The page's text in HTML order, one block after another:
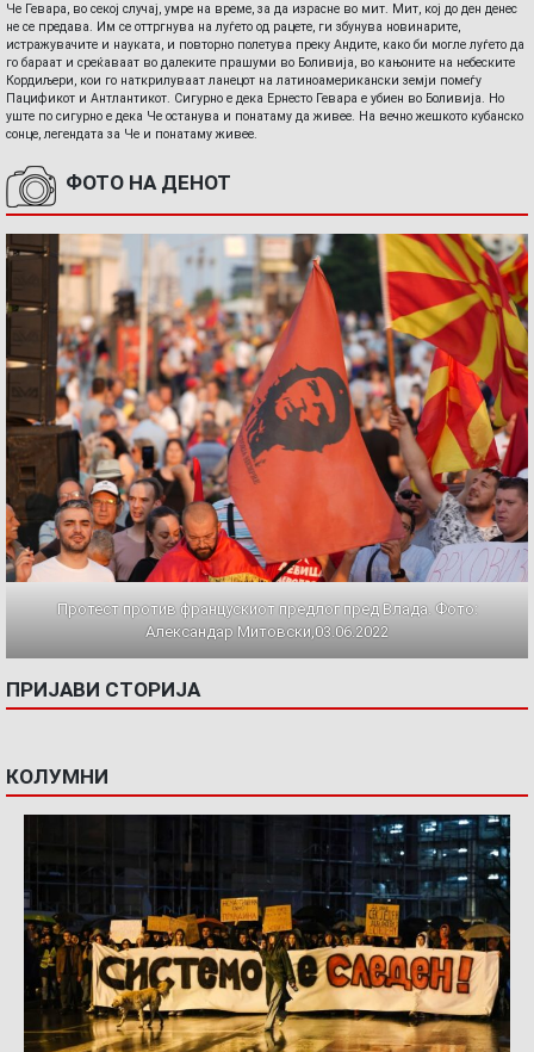
Че Гевара, во секој случај, умре на време, за да израсне во мит. Мит, кој до ден денес
не се предава. Им се оттргнува на луѓето од рацете, ги збунува новинарите,
истражувачите и науката, и повторно полетува преку Андите, како би могле луѓето да
го бараат и среќаваат во далеките прашуми во Боливија, во кањоните на небеските
Кордиљери, кои го наткрилуваат ланецот на латиноамерикански земји помеѓу
Пацификот и Антлантикот. Сигурно е дека Ернесто Гевара е убиен во Боливија. Но
уште по сигурно е дека Че останува и понатаму да живее. На вечно жешкото кубанско
сонце, легендата за Че и понатаму живее.
ФОТО НА ДЕНОТ
Протест против францускиот предлог пред Влада. Фото:
Александар Митовски,03.06.2022
ПРИЈАВИ СТОРИЈА
КОЛУМНИ